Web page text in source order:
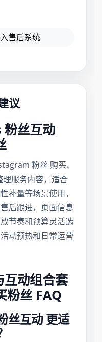
售后系统
议
粉丝互动
粉丝 购买、
服务内容，适合
补量等场景使用，
后跟进，页面信息
节奏和预算灵活选
动预热和日常运营
动组合套
丝 FAQ
丝互动 更适